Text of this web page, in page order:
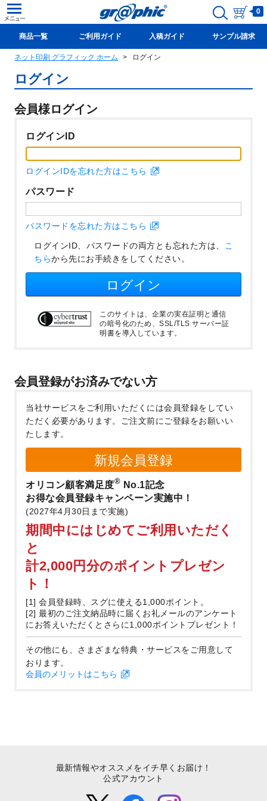
0
商品一覧 ご利用ガイド 入稿ガイド サンプル請求
新規会員登録(無料)
ネット印刷 グラフィック ホーム ログイン
ログイン
会員様ログイン
ログインID
ログインIDを忘れた方はこちら
パスワード
パスワードを忘れた方はこちら
ログインID、パスワードの両方とも忘れた方は、 こ
ちらから先にお手続きをしてください。
ログイン
このサイトは、企業の実在証明と通信
の暗号化のため、SSL/TLS サーバー証
明書を導入しています。
会員登録がお済みでない方
当社サービスをご利用いただくには会員登録をしてい
ただく必要があります。
ご注文前にご登録をお願いい
たします。
新規会員登録
オリコン顧客満足度® No.1記念
お得な会員登録キャンペーン実施中！
(2027年4月30日まで実施)
期間中にはじめてご利用いただく
と
計2,000円分のポイントプレゼン
ト！
[1] 会員登録時、スグに使える1,000ポイント。
[2] 最初のご注文納品時に届くお礼メールのアンケート
にお答えいただくとさらに1,000ポイントプレゼント！
その他にも、さまざまな特典・サービスをご用意して
おります。
会員のメリットはこちら
最新情報やオススメをイチ早くお届け！
公式アカウント